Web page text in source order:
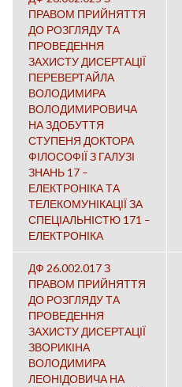
ПРАВОМ ПРИЙНЯТТЯ
ДО РОЗГЛЯДУ ТА
ПРОВЕДЕННЯ
ЗАХИСТУ ДИСЕРТАЦІЇ
ПЕРЕВЕРТАЙЛА
ВОЛОДИМИРА
ВОЛОДИМИРОВИЧА
НА ЗДОБУТТЯ
СТУПЕНЯ ДОКТОРА
ФІЛОСОФІЇ З ГАЛУЗІ
ЗНАНЬ 17 –
ЕЛЕКТРОНІКА ТА
ТЕЛЕКОМУНІКАЦІЇ ЗА
СПЕЦІАЛЬНІСТЮ 171 –
ЕЛЕКТРОНІКА
ДФ 26.002.017 З
ПРАВОМ ПРИЙНЯТТЯ
ДО РОЗГЛЯДУ ТА
ПРОВЕДЕННЯ
ЗАХИСТУ ДИСЕРТАЦІЇ
ЗВОРИКІНА
ВОЛОДИМИРА
ЛЕОНІДОВИЧА НА